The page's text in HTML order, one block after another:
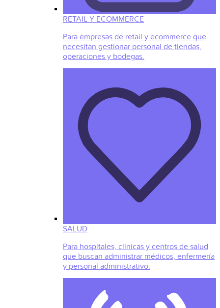
RETAIL Y ECOMMERCE
Para empresas de retail y ecommerce que
necesitan gestionar personal de tiendas,
operaciones y bodegas.
SALUD
Para hospitales, clínicas y centros de salud
que buscan administrar médicos, enfermería
y personal administrativo.